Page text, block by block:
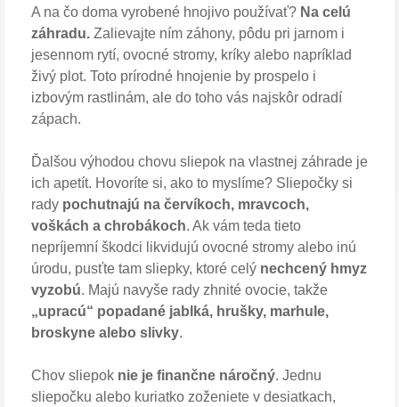
A na čo doma vyrobené hnojivo používať? Na celú
záhradu. Zalievajte ním záhony, pôdu pri jarnom i
jesennom rytí, ovocné stromy, kríky alebo napríklad
živý plot. Toto prírodné hnojenie by prospelo i
izbovým rastlinám, ale do toho vás najskôr odradí
zápach.
Ďalšou výhodou chovu sliepok na vlastnej záhrade je
ich apetít. Hovoríte si, ako to myslíme? Sliepočky si
rady pochutnajú na červíkoch, mravcoch,
voškách a chrobákoch. Ak vám teda tieto
nepríjemní škodci likvidujú ovocné stromy alebo inú
úrodu, pusťte tam sliepky, ktoré celý nechcený hmyz
vyzobú. Majú navyše rady zhnité ovocie, takže
„upracú“ popadané jablká, hrušky, marhule,
broskyne alebo slivky.
Chov sliepok nie je finančne náročný. Jednu
sliepočku alebo kuriatko zoženiete v desiatkach,